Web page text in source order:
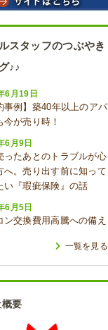
スタッフのつぶやき
♪♪
6月19日
事例】築40年以上のアパ
今が売り時！
6月9日
ったあとのトラブルが心
へ。売り出す前に知って
い『瑕疵保険』の話
6月5日
ン交換費用高騰への備え
一覧を見る
要